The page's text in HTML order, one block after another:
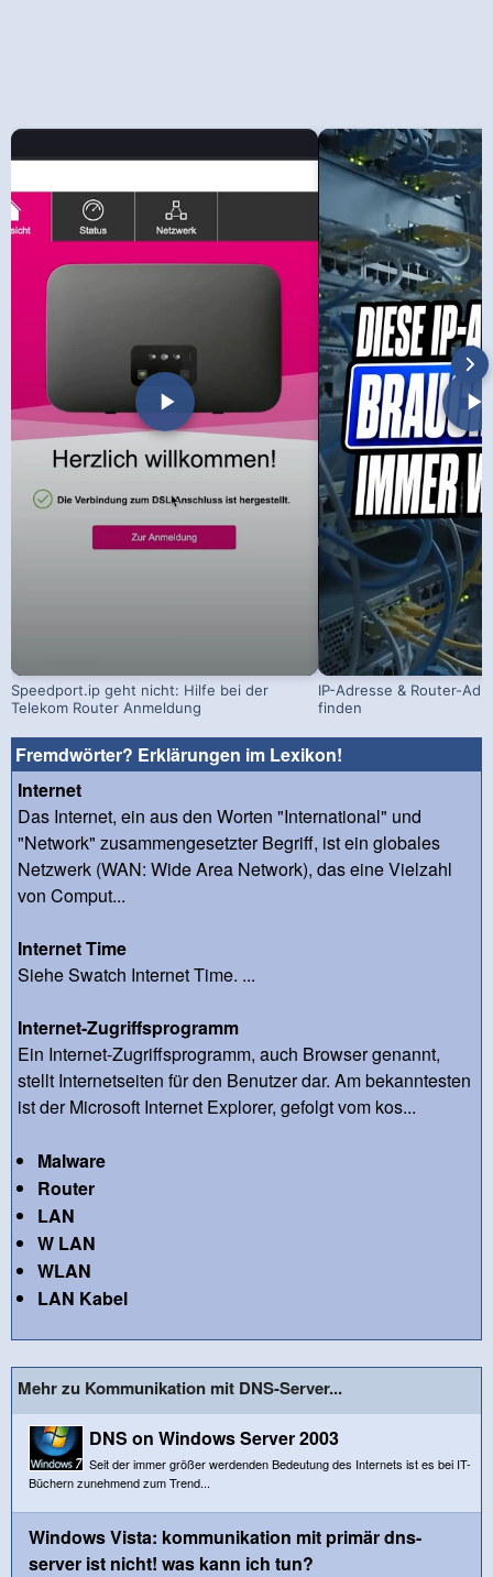
Speedport.ip geht nicht: Hilfe bei der
Telekom Router Anmeldung
IP-Adresse & Router-
finden
Fremdwörter? Erklärungen im Lexikon!
Internet
Das Internet, ein aus den Worten "International" und
"Network" zusammengesetzter Begriff, ist ein globales
Netzwerk (WAN: Wide Area Network), das eine Vielzahl
von Comput...
Internet Time
Siehe Swatch Internet Time. ...
Internet-Zugriffsprogramm
Ein Internet-Zugriffsprogramm, auch Browser genannt,
stellt Internetseiten für den Benutzer dar. Am bekanntesten
ist der Microsoft Internet Explorer, gefolgt vom kos...
Malware
Router
LAN
W LAN
WLAN
LAN Kabel
Mehr zu Kommunikation mit DNS-Server...
DNS on Windows Server 2003
Seit der immer größer werdenden Bedeutung des Internets ist es bei IT-
Büchern zunehmend zum Trend...
Windows Vista: kommunikation mit primär dns-
server ist nicht! was kann ich tun?